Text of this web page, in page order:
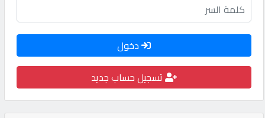
كيو
ماركت
دخول
تسجيل حساب جديد